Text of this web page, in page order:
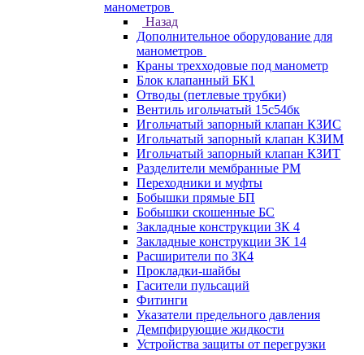
манометров
Назад
Дополнительное оборудование для
манометров
Краны трехходовые под манометр
Блок клапанный БК1
Отводы (петлевые трубки)
Вентиль игольчатый 15с54бк
Игольчатый запорный клапан КЗИС
Игольчатый запорный клапан КЗИМ
Игольчатый запорный клапан КЗИТ
Разделители мембранные РМ
Переходники и муфты
Бобышки прямые БП
Бобышки скошенные БС
Закладные конструкции ЗК 4
Закладные конструкции ЗК 14
Расширители по ЗК4
Прокладки-шайбы
Гасители пульсаций
Фитинги
Указатели предельного давления
Демпфирующие жидкости
Устройства защиты от перегрузки